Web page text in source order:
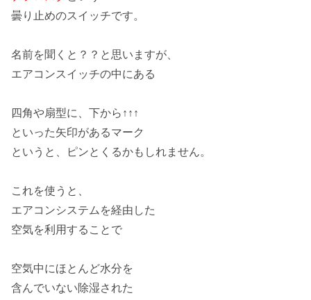
曇り止めのスイッチです。
名前を聞くと？？と思いますが、
エアコンスイッチの中にある
四角や扇型に、下から↑↑↑
といった矢印があるマーク
というと、ピンとくるかもしれません。
これを使うと、
エアコンシステム を経由した
空気を利用することで
空気中にほとんど水分を
含んでいない除湿された